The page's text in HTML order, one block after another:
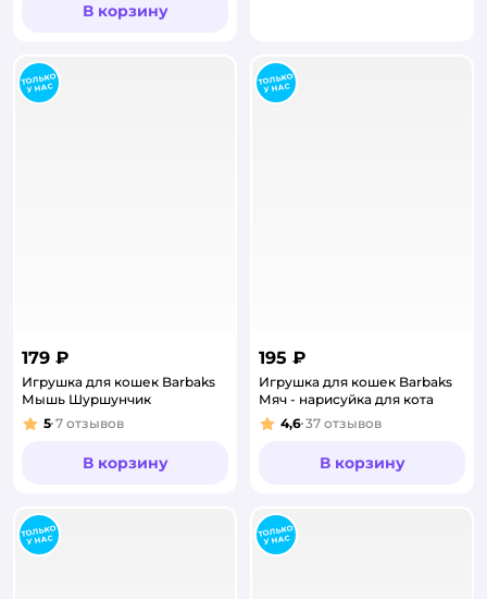
В корзину
179 ₽
Игрушка для кошек Barbaks
Мышь Шуршунчик
Рейтинг:
5 7 отзывов
В корзину
195 ₽
Игрушка для кошек Barbaks
Мяч - нарисуйка для кота
Рейтинг:
4,6 37 отзывов
В корзину